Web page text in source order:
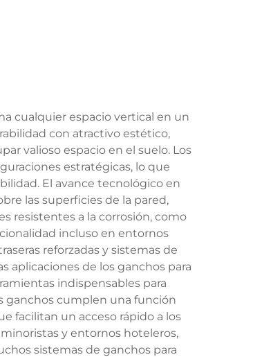
cualquier espacio vertical en un
con atractivo estético,
valioso espacio en el suelo. Los
estratégicas, lo que
El avance tecnológico en
las superficies de la pared,
resistentes a la corrosión, como
incluso en entornos
reforzadas y sistemas de
aplicaciones de los ganchos para
indispensables para
ganchos cumplen una función
facilitan un acceso rápido a los
y entornos hoteleros,
sistemas de ganchos para